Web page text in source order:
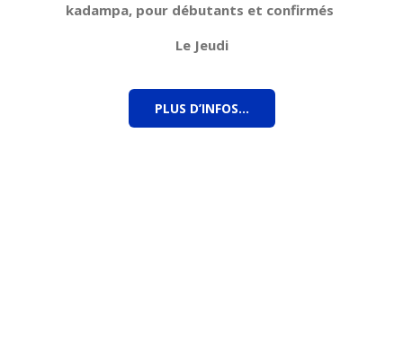
kadampa, pour débutants et confirmés
Le Jeudi
PLUS D’INFOS…